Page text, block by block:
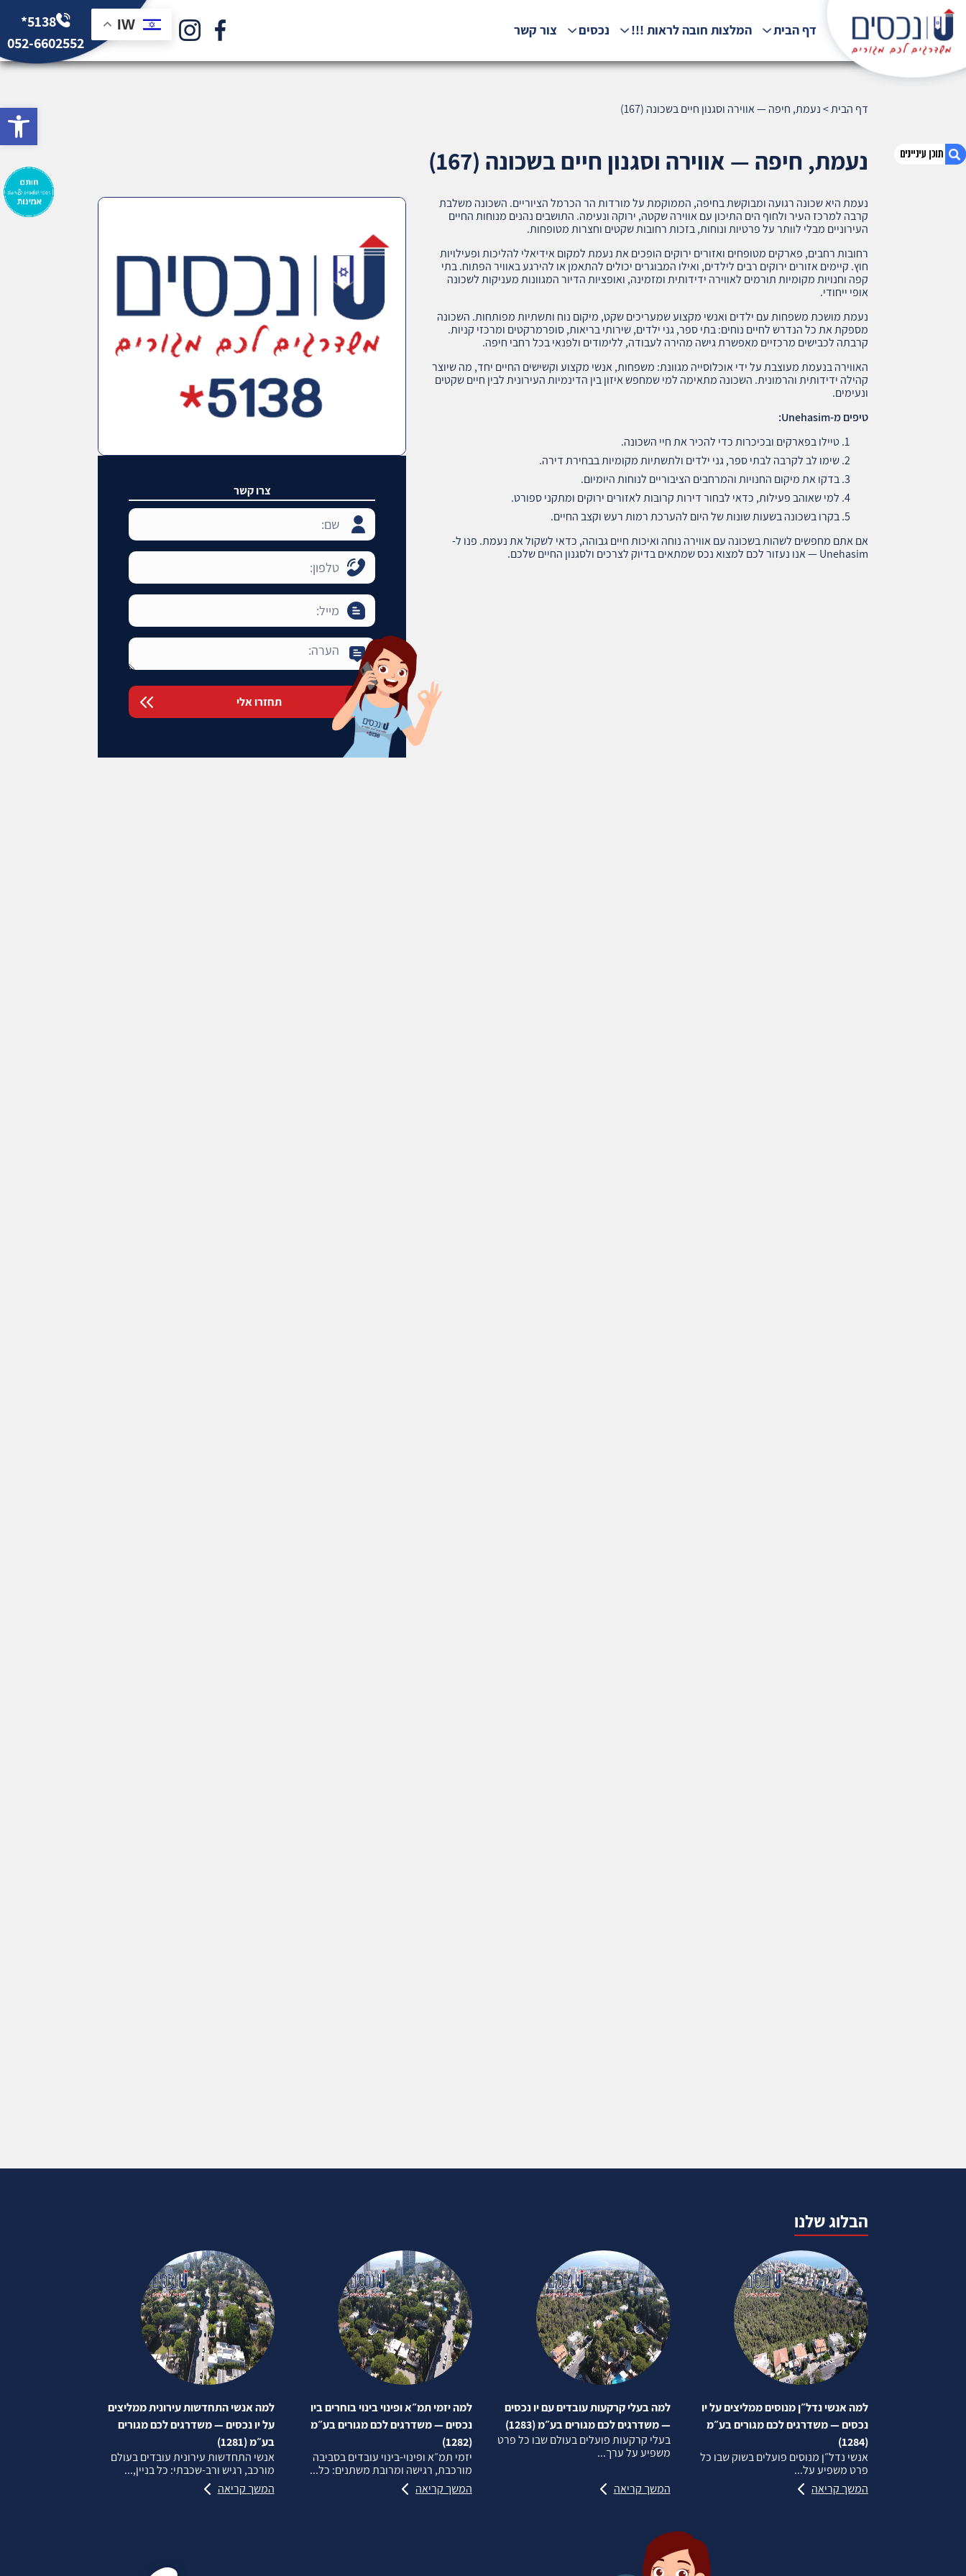
דף הבית המלצות חובה לראות !!! נכסים צור קשר IW
*5138
052-6602552
דף הבית>נעמת, חיפה — אווירה וסגנון חיים בשכונה (167)
נעמת, חיפה — אווירה וסגנון חיים בשכונה (167)
נעמת היא שכונה רגועה ומבוקשת בחיפה, הממוקמת על מורדות הר הכרמל הציוריים. השכונה משלבת
קרבה למרכז העיר ולחוף הים התיכון עם אווירה שקטה, ירוקה ונעימה. התושבים נהנים מנוחות החיים
העירוניים מבלי לוותר על פרטיות ונוחות, בזכות רחובות שקטים וחצרות מטופחות.
רחובות רחבים, פארקים מטופחים ואזורים ירוקים הופכים את נעמת למקום אידיאלי להליכות ופעילויות
חוץ. קיימים אזורים ירוקים רבים לילדים, ואילו המבוגרים יכולים להתאמן או להירגע באוויר הפתוח. בתי
קפה וחנויות מקומיות תורמים לאווירה ידידותית ומזמינה, ואופציות הדיור המגוונות מעניקות לשכונה
אופי ייחודי.
נעמת מושכת משפחות עם ילדים ואנשי מקצוע שמעריכים שקט, מיקום נוח ותשתיות מפותחות. השכונה
מספקת את כל הנדרש לחיים נוחים: בתי ספר, גני ילדים, שירותי בריאות, סופרמרקטים ומרכזי קניות.
קרבתה לכבישים מרכזיים מאפשרת גישה מהירה לעבודה, ללימודים ולפנאי בכל רחבי חיפה.
האווירה בנעמת מעוצבת על ידי אוכלוסייה מגוונת: משפחות, אנשי מקצוע וקשישים החיים יחד, מה שיוצר
קהילה ידידותית והרמונית. השכונה מתאימה למי שמחפש איזון בין הדינמיות העירונית לבין חיים שקטים
ונעימים.
טיפים מ-Unehasim:
טיילו בפארקים ובכיכרות כדי להכיר את חיי השכונה.
שימו לב לקרבה לבתי ספר, גני ילדים ולתשתיות מקומיות בבחירת דירה.
בדקו את מיקום החנויות והמרחבים הציבוריים לנוחות היומיום.
למי שאוהב פעילות, כדאי לבחור דירות קרובות לאזורים ירוקים ומתקני ספורט.
בקרו בשכונה בשעות שונות של היום להערכת רמות רעש וקצב החיים.
אם אתם מחפשים לשהות בשכונה עם אווירה נוחה ואיכות חיים גבוהה, כדאי לשקול את נעמת. פנו ל-
Unehasim — אנו נעזור לכם למצוא נכס שמתאים בדיוק לצרכים ולסגנון החיים שלכם.
צרו קשר
הבלוג שלנו
למה אנשי נדל״ן מנוסים ממליצים על יו
נכסים — משדרגים לכם מגורים בע״מ
(1284)
אנשי נדל״ן מנוסים פועלים בשוק שבו כל
פרט משפיע על...
המשך קריאה
למה בעלי קרקעות עובדים עם יו נכסים
— משדרגים לכם מגורים בע״מ (1283)
בעלי קרקעות פועלים בעולם שבו כל פרט
משפיע על ערך...
המשך קריאה
למה יזמי תמ״א ופינוי בינוי בוחרים ביו
נכסים — משדרגים לכם מגורים בע״מ
(1282)
יזמי תמ״א ופינוי‑בינוי עובדים בסביבה
מורכבת, רגישה ומרובת משתנים: כל...
המשך קריאה
למה אנשי התחדשות עירונית ממליצים
על יו נכסים — משדרגים לכם מגורים
בע״מ (1281)
אנשי התחדשות עירונית עובדים בעולם
מורכב, רגיש ורב‑שכבתי: כל בניין,...
המשך קריאה